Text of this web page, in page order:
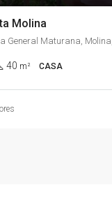
Molina
40 m² CASA